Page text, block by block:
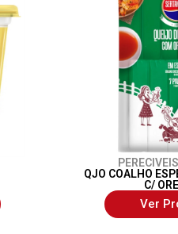
PERECIVEIS
QJO COALHO
C/
Ver